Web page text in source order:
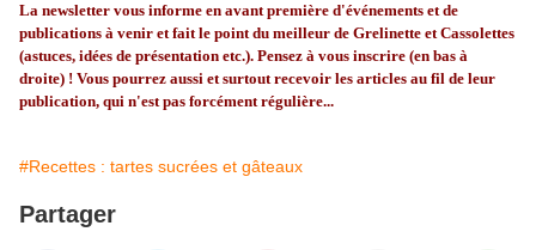
La newsletter vous informe en avant première d'événements et de
publications à venir et fait le point du meilleur de Grelinette et Cassolettes
(astuces, idées de présentation etc.). Pensez à vous inscrire (en bas à
droite) ! Vous pourrez aussi et surtout recevoir les articles au fil de leur
publication, qui n'est pas forcément régulière...
#Recettes : tartes sucrées et gâteaux
Partager